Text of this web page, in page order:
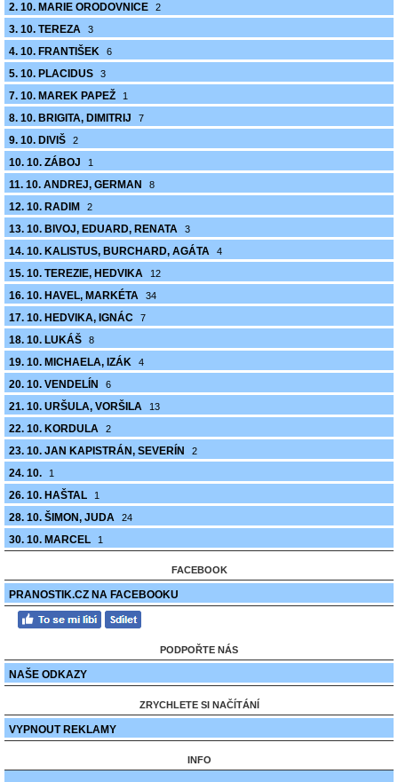
2. 10. MARIE ORODOVNICE 2
3. 10. TEREZA 3
4. 10. FRANTIŠEK 6
5. 10. PLACIDUS 3
7. 10. MAREK PAPEŽ 1
8. 10. BRIGITA, DIMITRIJ 7
9. 10. DIVIŠ 2
10. 10. ZÁBOJ 1
11. 10. ANDREJ, GERMAN 8
12. 10. RADIM 2
13. 10. BIVOJ, EDUARD, RENATA 3
14. 10. KALISTUS, BURCHARD, AGÁTA 4
15. 10. TEREZIE, HEDVIKA 12
16. 10. HAVEL, MARKÉTA 34
17. 10. HEDVIKA, IGNÁC 7
18. 10. LUKÁŠ 8
19. 10. MICHAELA, IZÁK 4
20. 10. VENDELÍN 6
21. 10. URŠULA, VORŠILA 13
22. 10. KORDULA 2
23. 10. JAN KAPISTRÁN, SEVERÍN 2
24. 10. 1
26. 10. HAŠTAL 1
28. 10. ŠIMON, JUDA 24
30. 10. MARCEL 1
FACEBOOK
PRANOSTIK.CZ NA FACEBOOKU
PODPOŘTE NÁS
NAŠE ODKAZY
ZRYCHLETE SI NAČÍTÁNÍ
VYPNOUT REKLAMY
INFO